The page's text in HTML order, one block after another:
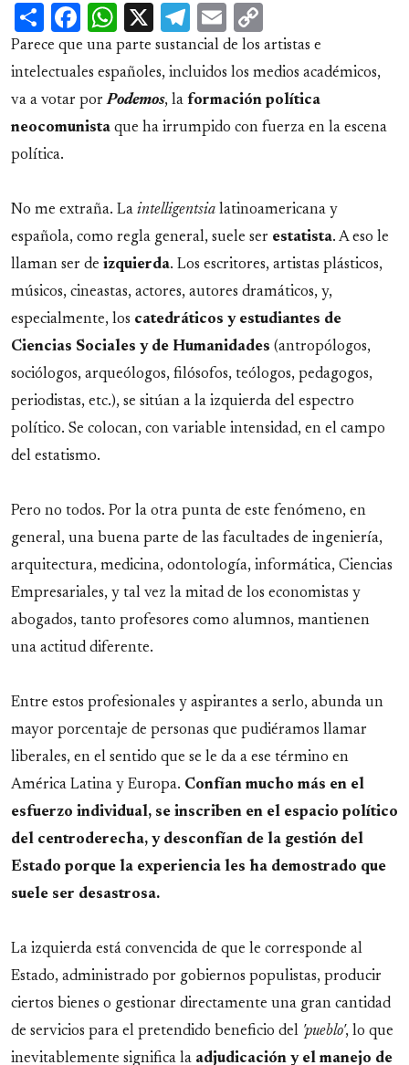
ShareFacebook
WhatsApp
X Telegram
Email
Link
Parece que una parte sustancial de los artistas e
intelectuales españoles, incluidos los medios académicos,
va a votar porPodemos, la formación política
neocomunista que ha irrumpido con fuerza en la escena
política.
No me extraña. La intelligentsia latinoamericana y
española, como regla general, suele ser estatista. A eso le
llaman ser de izquierda. Los escritores, artistas plásticos,
músicos, cineastas, actores, autores dramáticos, y,
especialmente, los catedráticos y estudiantes de
Ciencias Sociales y de Humanidades (antropólogos,
sociólogos, arqueólogos, filósofos, teólogos, pedagogos,
periodistas, etc.), se sitúan a la izquierda del espectro
político. Se colocan, con variable intensidad, en el campo
del estatismo.
Pero no todos. Por la otra punta de este fenómeno, en
general, una buena parte de las facultades de ingeniería,
arquitectura, medicina, odontología, informática, Ciencias
Empresariales, y tal vez la mitad de los economistas y
abogados, tanto profesores como alumnos, mantienen
una actitud diferente.
Entre estos profesionales y aspirantes a serlo, abunda un
mayor porcentaje de personas que pudiéramos llamar
liberales, en el sentido que se le da a ese término en
América Latina y Europa. Confían mucho más en el
esfuerzo individual, se inscriben en el espacio político
del centroderecha, y desconfían de la gestión del
Estado porque la experiencia les ha demostrado que
suele ser desastrosa.
La izquierda está convencida de que le corresponde al
Estado, administrado por gobiernos populistas, producir
ciertos bienes o gestionar directamente una gran cantidad
de servicios para el pretendido beneficio del 'pueblo', lo que
inevitablemente significa la adjudicación y el manejo de